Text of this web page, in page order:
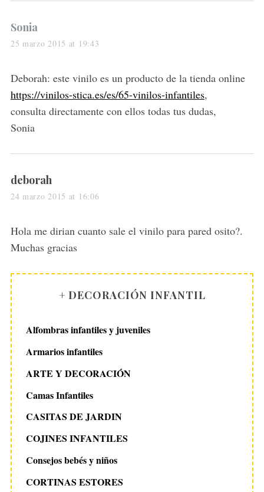
s
a
s
:
Sonia
25 marzo 2015 at 19:43
Deborah: este vinilo es un producto de la tienda online
https://vinilos-stica.es/es/65-vinilos-infantiles,
consulta directamente con ellos todas tus dudas,
Sonia
s
a
s
:
deborah
24 marzo 2015 at 16:06
Hola me dirian cuanto sale el vinilo para pared osito?.
Muchas gracias
+ DECORACIÓN INFANTIL
Alfombras infantiles y juveniles
Armarios infantiles
ARTE Y DECORACIÓN
Camas Infantiles
CASITAS DE JARDIN
COJINES INFANTILES
Consejos bebés y niños
CORTINAS ESTORES